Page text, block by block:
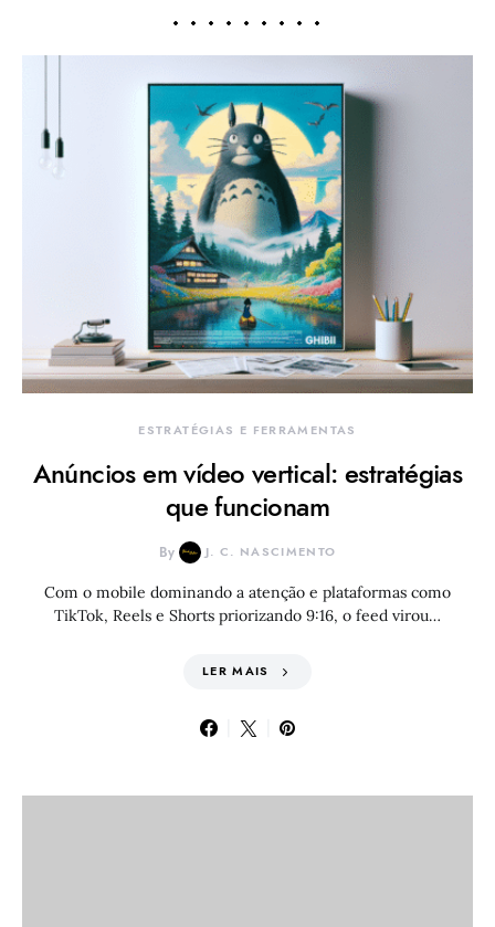
ESTRATÉGIAS E FERRAMENTAS
Anúncios em vídeo vertical: estratégias
que funcionam
By J. C. NASCIMENTO
Com o mobile dominando a atenção e plataformas como
TikTok, Reels e Shorts priorizando 9:16, o feed virou…
LER MAIS